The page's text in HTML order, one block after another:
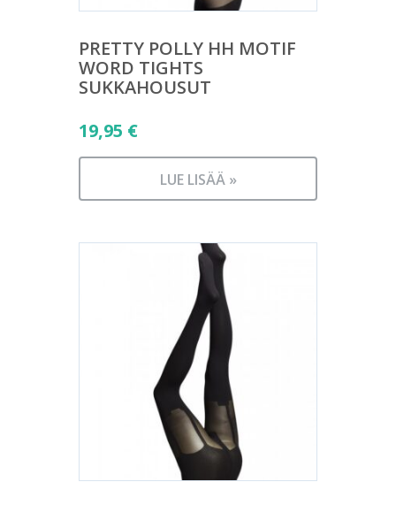
PRETTY POLLY HH MOTIF
WORD TIGHTS
SUKKAHOUSUT
19,95 €
LUE LISÄÄ »